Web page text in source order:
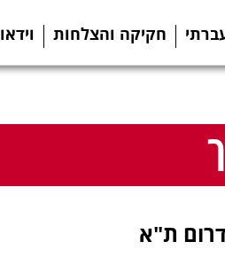
חקיקה והצלחות וידאו
ת"א